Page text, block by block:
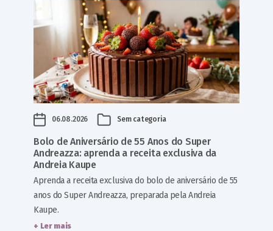
06.08.2026 Sem categoria
Bolo de Aniversário de 55 Anos do Super
Andreazza: aprenda a receita exclusiva da
Andreia Kaupe
Aprenda a receita exclusiva do bolo de aniversário de 55
anos do Super Andreazza, preparada pela Andreia
Kaupe.
+ Ler mais